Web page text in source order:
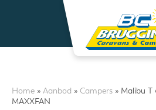
Home » Aanbod » Campers » Malibu
MAXXFAN